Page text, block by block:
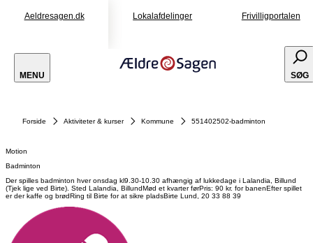
Aeldresagen.dk Lokalafdelinger Frivilligportalen
MENU SØG
Forside Aktiviteter & kurser Kommune 551402502-badminton
Motion
Badminton
Der spilles badminton hver onsdag kl9.30-10.30 afhængig af lukkedage i Lalandia, Billund
(Tjek lige ved Birte). Sted Lalandia, BillundMød et kvarter førPris: 90 kr. for banenEfter spillet
er der kaffe og brødRing til Birte for at sikre pladsBirte Lund, 20 33 88 39